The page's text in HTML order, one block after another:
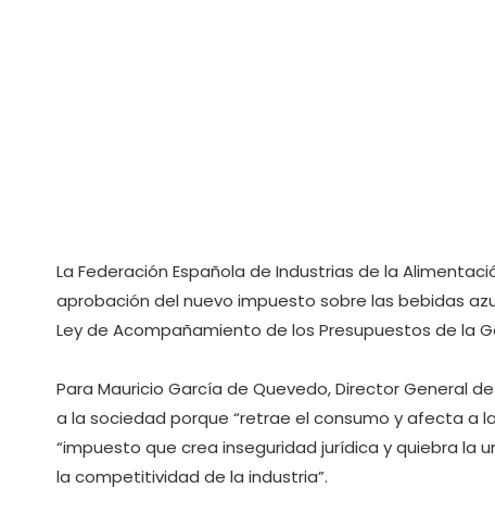
La Federación Española de Industrias de la
aprobación del nuevo impuesto sobre las bebidas
Ley de Acompañamiento de los Presupuestos de la
Para Mauricio García de Quevedo, Director General
a la sociedad porque “retrae el consumo y afecta a
“impuesto que crea inseguridad jurídica y quiebra
la competitividad de la industria”.